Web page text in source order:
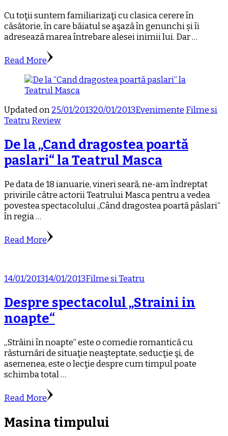
Cu toţii suntem familiarizaţi cu clasica cerere în
căsătorie, în care băiatul se aşază în genunchi și îi
adresează marea întrebare alesei inimii lui. Dar …
Read More
Updated on25/01/201320/01/2013Evenimente Filme si
TeatruReview
De la „Cand dragostea poartă
paslari“ la Teatrul Masca
Pe data de 18 ianuarie, vineri seară, ne-am îndreptat
privirile către actorii Teatrului Masca pentru a vedea
povestea spectacolului „Când dragostea poartă pâslari“
în regia …
Read More
14/01/201314/01/2013Filme si Teatru
Despre spectacolul „Straini in
noapte“
„Străini în noapte“ este o comedie romantică cu
răsturnări de situaţie neaşteptate, seducţie şi, de
asemenea, este o lecţie despre cum timpul poate
schimba total …
Read More
Masina timpului